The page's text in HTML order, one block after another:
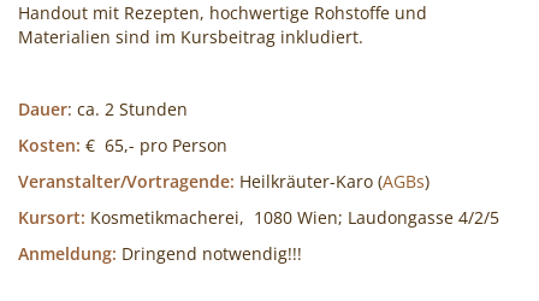
Handout mit Rezepten, hochwertige Rohstoffe und
Materialien sind im Kursbeitrag inkludiert.
Dauer: ca. 2 Stunden
Kosten: € 65,- pro Person
Veranstalter/Vortragende: Heilkräuter-Karo (AGBs)
Kursort: Kosmetikmacherei, 1080 Wien; Laudongasse 4/2/5
Anmeldung: Dringend notwendig!!!